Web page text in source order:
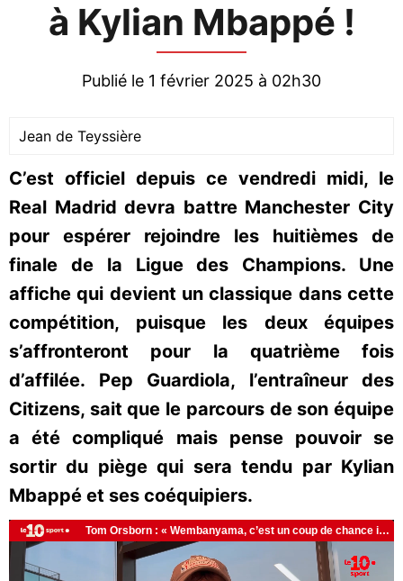
à Kylian Mbappé !
Publié le 1 février 2025 à 02h30
Jean de Teyssière
C’est officiel depuis ce vendredi midi, le
Real Madrid devra battre Manchester City
pour espérer rejoindre les huitièmes de
finale de la Ligue des Champions. Une
affiche qui devient un classique dans cette
compétition, puisque les deux équipes
s’affronteront pour la quatrième fois
d’affilée. Pep Guardiola, l’entraîneur des
Citizens, sait que le parcours de son équipe
a été compliqué mais pense pouvoir se
sortir du piège qui sera tendu par Kylian
Mbappé et ses coéquipiers.